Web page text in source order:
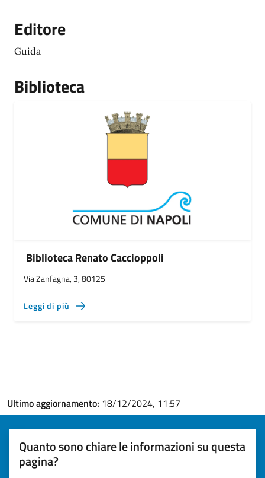
Editore
Guida
Biblioteca
Biblioteca Renato Caccioppoli
Via Zanfagna, 3, 80125
Leggi di più
Ultimo aggiornamento: 18/12/2024, 11:57
Quanto sono chiare le informazioni su questa
pagina?